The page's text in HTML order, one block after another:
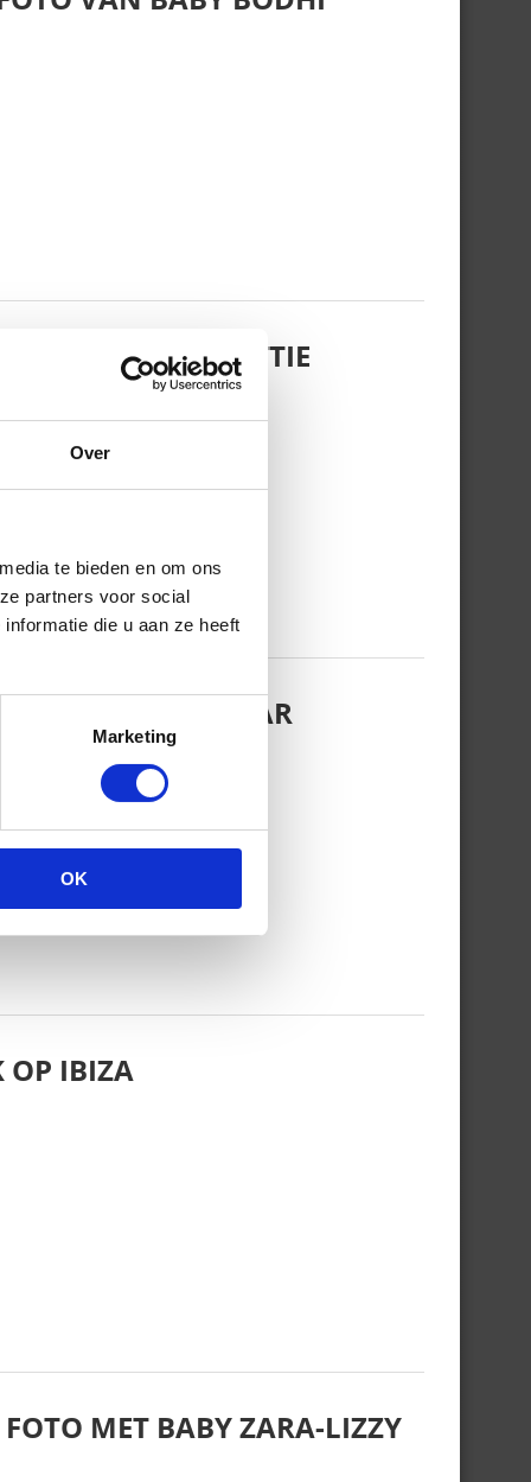
Over
te bieden en om ons
partners voor social
die u aan ze heeft
Marketing
OK
SCOTTIE
MET HAAR
OP IBIZA
MET BABY ZARA-LIZZY